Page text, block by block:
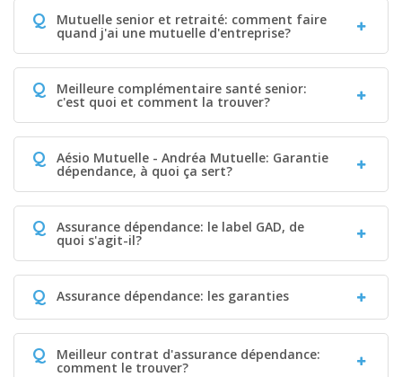
Q Mutuelle senior et retraité: comment faire
quand j'ai une mutuelle d'entreprise?
Q Meilleure complémentaire santé senior:
c'est quoi et comment la trouver?
Q Aésio Mutuelle - Andréa Mutuelle: Garantie
dépendance, à quoi ça sert?
Q Assurance dépendance: le label GAD, de
quoi s'agit-il?
Q Assurance dépendance: les garanties
Q Meilleur contrat d'assurance dépendance:
comment le trouver?